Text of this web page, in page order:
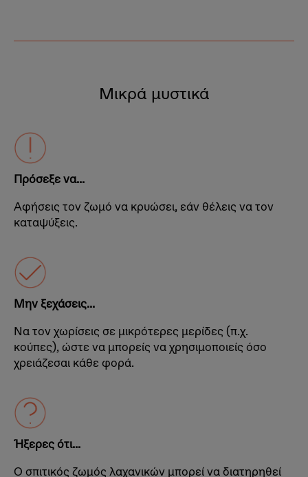
Μικρά μυστικά
Πρόσεξε να...
Αφήσεις τον ζωμό να κρυώσει, εάν θέλεις να τον
καταψύξεις.
Μην ξεχάσεις...
Να τον χωρίσεις σε μικρότερες μερίδες (π.χ.
κούπες), ώστε να μπορείς να χρησιμοποιείς όσο
χρειάζεσαι κάθε φορά.
Ήξερες ότι...
Ο σπιτικός ζωμός λαχανικών μπορεί να διατηρηθεί